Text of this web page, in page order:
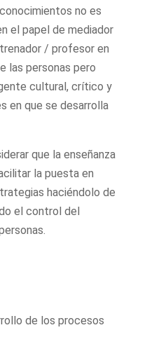
no es
el papel de mediador
/ profesor en
las personas pero
cultural, crítico y
en que se desarrolla
que la enseñanza
la puesta en
haciéndolo de
el control del
de los procesos